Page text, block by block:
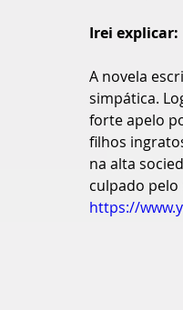
Irei explicar:
A novela
simpática.
forte apelo
filhos
na alta
culpado pelo
https://